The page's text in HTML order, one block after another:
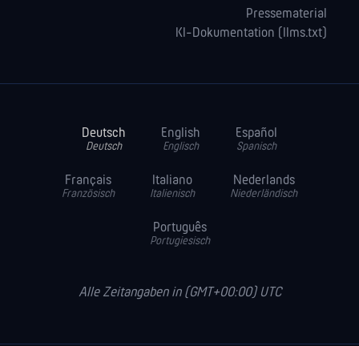
Pressematerial
KI-Dokumentation (llms.txt)
Deutsch
Deutsch
English
Englisch
Español
Spanisch
Français
Französisch
Italiano
Italienisch
Nederlands
Niederländisch
Português
Portugiesisch
Alle Zeitangaben in (GMT+00:00) UTC